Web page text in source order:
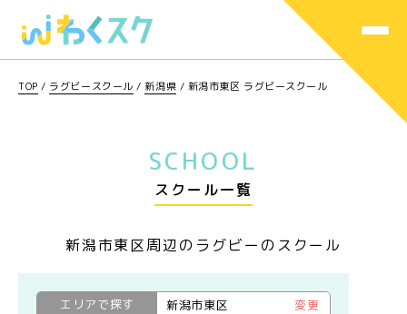
TOP / ラグビースクール /新潟県 / 新潟市東区 ラグビースクール
SCHOOL
スクール一覧
新潟市東区周辺のラグビーのスクール
エリアで探す 新潟市東区
変更